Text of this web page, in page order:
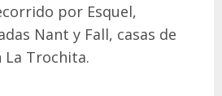
por Esquel,
Nant y Fall, casas de
La Trochita.